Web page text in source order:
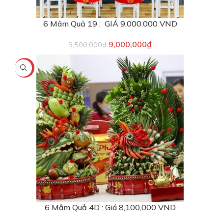
6 Mâm Quả 19 : GIÁ 9.000.000 VND
9,500,000₫ 9,000,000₫
-2%
6 Mâm Quả 4D : Giá 8,100,000 VND